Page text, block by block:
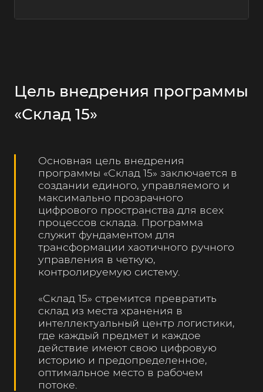
Цель внедрения программы
«Склад 15»
Основная цель внедрения
программы «Склад 15» заключается в
создании единого, управляемого и
максимально прозрачного
цифрового пространства для всех
процессов склада. Программа
служит фундаментом для
трансформации хаотичного ручного
управления в четкую,
контролируемую систему.
«Склад 15» стремится превратить
склад из места хранения в
интеллектуальный центр логистики,
где каждый предмет и каждое
действие имеют свою цифровую
историю и предопределенное,
оптимальное место в рабочем
потоке.